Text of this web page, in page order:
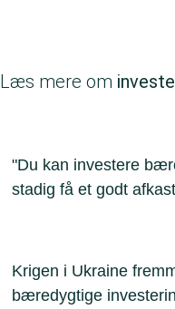
Læs mere om
"Du kan investere
stadig få et godt
Krigen i Ukraine
bæredygtige